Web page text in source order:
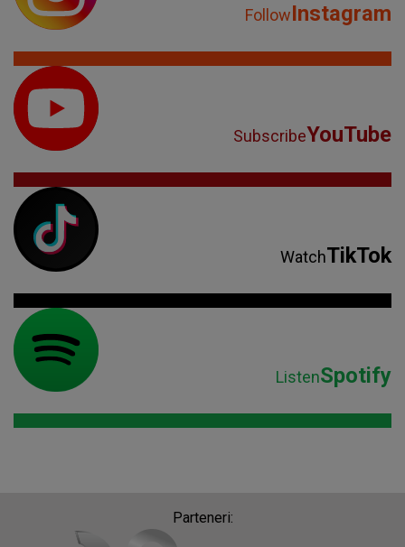
FollowInstagram
SubscribeYouTube
WatchTikTok
ListenSpotify
Parteneri: